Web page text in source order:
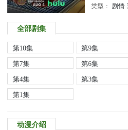
类型： 剧情
全部剧集
第10集 第9集
第7集
第6集
第4集
第3集
第1集
动漫介绍